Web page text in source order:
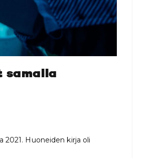
samalla
2021. Huoneiden kirja oli